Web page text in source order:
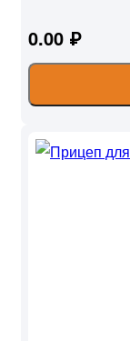
0.00 ₽